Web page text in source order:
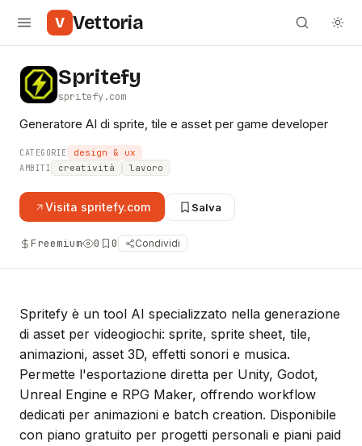
V Vettoria
Spritefy
spritefy.com
Generatore AI di sprite, tile e asset per game developer
CATEGORIE design & ux
AMBITI creatività lavoro
Visita spritefy.com Salva
Freemium 0 0 Condividi
Spritefy è un tool AI specializzato nella generazione
di asset per videogiochi: sprite, sprite sheet, tile,
animazioni, asset 3D, effetti sonori e musica.
Permette l'esportazione diretta per Unity, Godot,
Unreal Engine e RPG Maker, offrendo workflow
dedicati per animazioni e batch creation. Disponibile
con piano gratuito per progetti personali e piani paid